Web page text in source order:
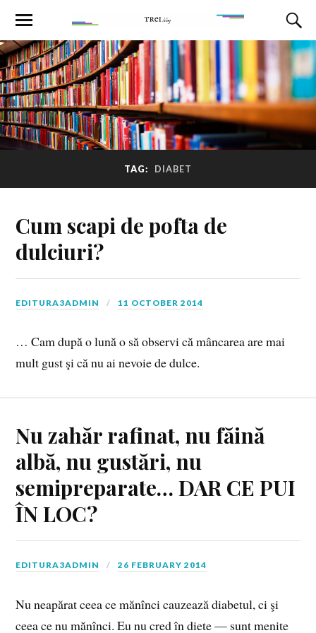
TAG: DIABET
Cum scapi de pofta de
dulciuri?
EDITURA3ADMIN 11 OCTOBER 2014
… Cam după o lună o să observi că mâncarea are mai
mult gust şi că nu ai nevoie de dulce.
Nu zahăr rafinat, nu făină
albă, nu gustări, nu
semipreparate… DAR CE PUI
ÎN LOC?
EDITURA3ADMIN 26 FEBRUARY 2014
Nu neapărat ceea ce mănînci cauzează diabetul, ci şi
ceea ce nu mănînci. Eu nu cred în diete — sunt menite